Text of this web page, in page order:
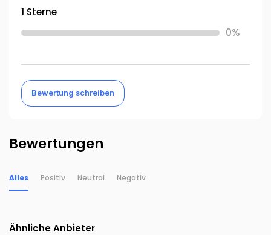
1 Sterne
0%
Bewertung schreiben
Bewertungen
Alles Positiv Neutral Negativ
Ähnliche Anbieter